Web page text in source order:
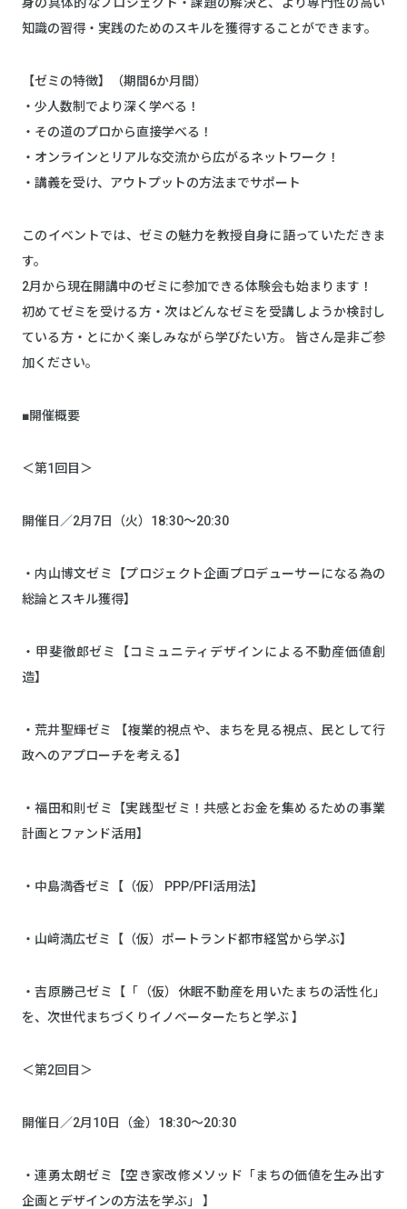
身の具体的なプロジェクト・課題の解決と、より専門性の高い
知識の習得・実践のためのスキルを獲得することができます。
【ゼミの特徴】（期間6か月間）
・少人数制でより深く学べる！
・その道のプロから直接学べる！
・オンラインとリアルな交流から広がるネットワーク！
・講義を受け、アウトプットの方法までサポート
このイベントでは、ゼミの魅力を教授自身に語っていただきま
す。
2月から現在開講中のゼミに参加できる体験会も始まります！
初めてゼミを受ける方・次はどんなゼミを受講しようか検討し
ている方・とにかく楽しみながら学びたい方。 皆さん是非ご参
加ください。
■開催概要
＜第1回目＞
開催日／2月7日（火）18:30～20:30
・内山博文ゼミ【プロジェクト企画プロデューサーになる為の
総論とスキル獲得】
・甲斐徹郎ゼミ【コミュニティデザインによる不動産価値創
造】
・荒井聖輝ゼミ 【複業的視点や、まちを見る視点、民として行
政へのアプローチを考える】
・福田和則ゼミ【実践型ゼミ！共感とお金を集めるための事業
計画とファンド活用】
・中島満香ゼミ【（仮） PPP/PFI活用法】
・山﨑満広ゼミ【（仮）ポートランド都市経営から学ぶ】
・吉原勝己ゼミ【「（仮）休眠不動産を用いたまちの活性化」
を、次世代まちづくりイノベーターたちと学ぶ 】
＜第2回目＞
開催日／2月10日（金）18:30～20:30
・連勇太朗ゼミ【空き家改修メソッド「まちの価値を生み出す
企画とデザインの方法を学ぶ」 】